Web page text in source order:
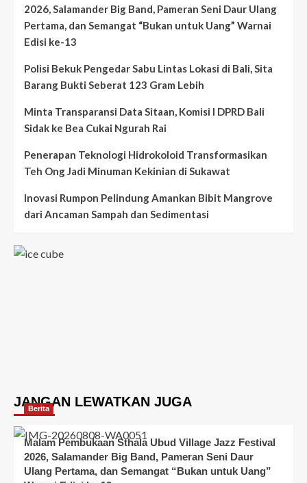
2026, Salamander Big Band, Pameran Seni Daur Ulang
Pertama, dan Semangat “Bukan untuk Uang” Warnai
Edisi ke-13
Polisi Bekuk Pengedar Sabu Lintas Lokasi di Bali, Sita
Barang Bukti Seberat 123 Gram Lebih
Minta Transparansi Data Sitaan, Komisi I DPRD Bali
Sidak ke Bea Cukai Ngurah Rai
Penerapan Teknologi Hidrokoloid Transformasikan
Teh Ong Jadi Minuman Kekinian di Sukawat
Inovasi Rumpon Pelindung Amankan Bibit Mangrove
dari Ancaman Sampah dan Sedimentasi
JANGAN LEWATKAN JUGA
Berita
Malam Pembukaan Sthala Ubud Village Jazz Festival
2026, Salamander Big Band, Pameran Seni Daur
Ulang Pertama, dan Semangat “Bukan untuk Uang”